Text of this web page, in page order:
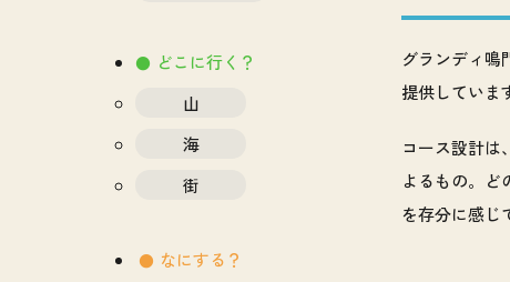
どこに行く？
山
海
街
なにする？
グランディ鳴
提供していま
コース設計は
よるもの。ど
を存分に感じ